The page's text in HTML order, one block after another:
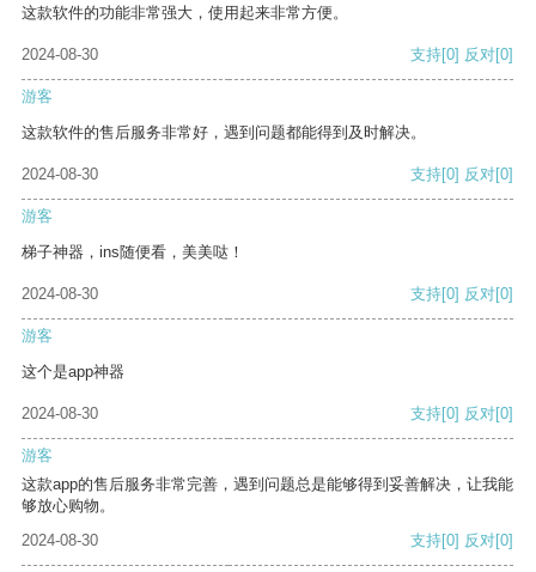
这款软件的功能非常强大，使用起来非常方便。
2024-08-30 支持[0] 反对[0]
游客
这款软件的售后服务非常好，遇到问题都能得到及时解决。
2024-08-30 支持[0] 反对[0]
游客
梯子神器，ins随便看，美美哒！
2024-08-30 支持[0] 反对[0]
游客
这个是app神器
2024-08-30 支持[0] 反对[0]
游客
这款app的售后服务非常完善，遇到问题总是能够得到妥善解决，让我能
够放心购物。
2024-08-30
支持[0] 反对[0]